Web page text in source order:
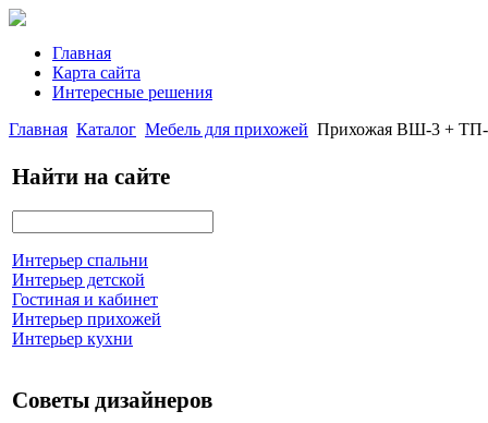
Главная
Карта сайта
Интересные решения
Главная Каталог Мебель для прихожей Прихожая ВШ-3 +
Найти на сайте
Интерьер спальни
Интерьер детской
Гостиная и кабинет
Интерьер прихожей
Интерьер кухни
Советы дизайнеров